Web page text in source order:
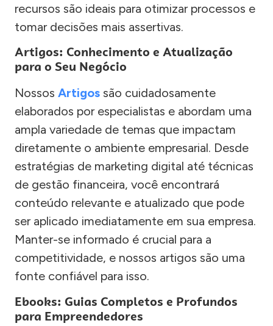
recursos são ideais para otimizar processos e
tomar decisões mais assertivas.
Artigos: Conhecimento e Atualização
para o Seu Negócio
Nossos Artigos são cuidadosamente
elaborados por especialistas e abordam uma
ampla variedade de temas que impactam
diretamente o ambiente empresarial. Desde
estratégias de marketing digital até técnicas
de gestão financeira, você encontrará
conteúdo relevante e atualizado que pode
ser aplicado imediatamente em sua empresa.
Manter-se informado é crucial para a
competitividade, e nossos artigos são uma
fonte confiável para isso.
Ebooks: Guias Completos e Profundos
para Empreendedores